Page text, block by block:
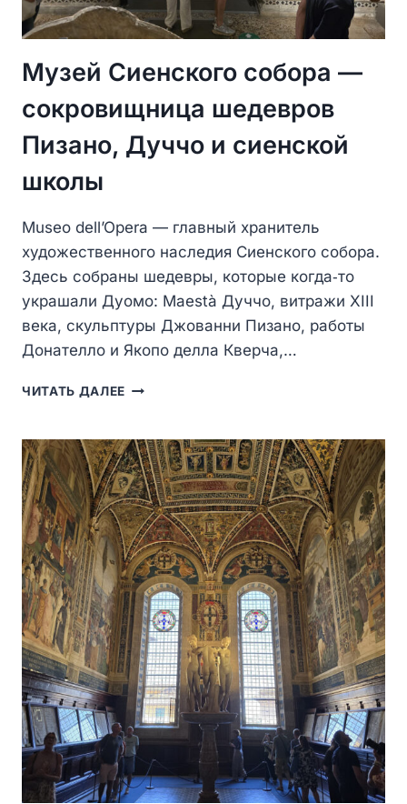
Музей Сиенского собора —
сокровищница шедевров
Пизано, Дуччо и сиенской
школы
Museo dell’Opera — главный хранитель
художественного наследия Сиенского собора.
Здесь собраны шедевры, которые когда‑то
украшали Дуомо: Maestà Дуччо, витражи XIII
века, скульптуры Джованни Пизано, работы
Донателло и Якопо делла Кверча,…
ЧИТАТЬ ДАЛЕЕ МУЗЕЙ
—
СОКРОВИЩНИЦА
ШЕДЕВРОВ
ПИЗАНО,
ДУЧЧО
И
СИЕНСКОЙ
ШКОЛЫ